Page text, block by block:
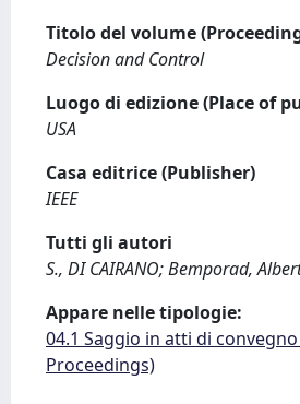
Titolo del volume
Decision and Control
Luogo di edizione (Place of
USA
Casa editrice (Publisher)
IEEE
Tutti gli autori
S., DI CAIRANO; Bemporad,
Appare nelle tipologie:
04.1 Saggio in atti di
Proceedings)